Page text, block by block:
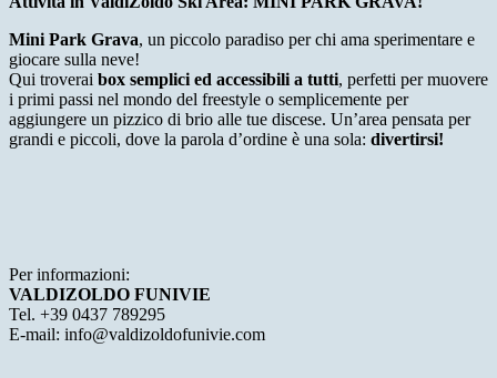
Mini Park Grava, un piccolo paradiso per chi ama sperimentare e
giocare sulla neve!
Qui troverai box semplici ed accessibili a tutti, perfetti per muovere
i primi passi nel mondo del freestyle o semplicemente per
aggiungere un pizzico di brio alle tue discese. Un’area pensata per
grandi e piccoli, dove la parola d’ordine è una sola: divertirsi!
Per informazioni:
VALDIZOLDO FUNIVIE
Tel. +39 0437 789295
E-mail: info@valdizoldofunivie.com